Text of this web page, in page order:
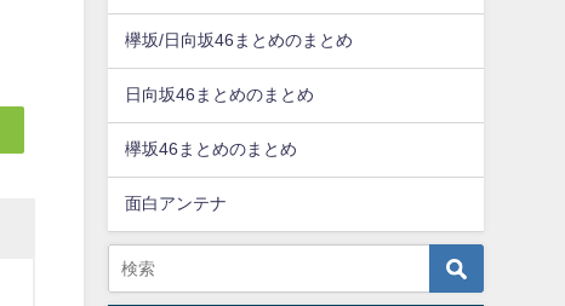
欅坂/日向坂46まとめのまとめ
日向坂46まとめのまとめ
欅坂46まとめのまとめ
面白アンテナ